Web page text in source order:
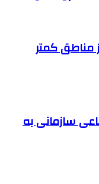
مناطق کمتر
سازمانی به